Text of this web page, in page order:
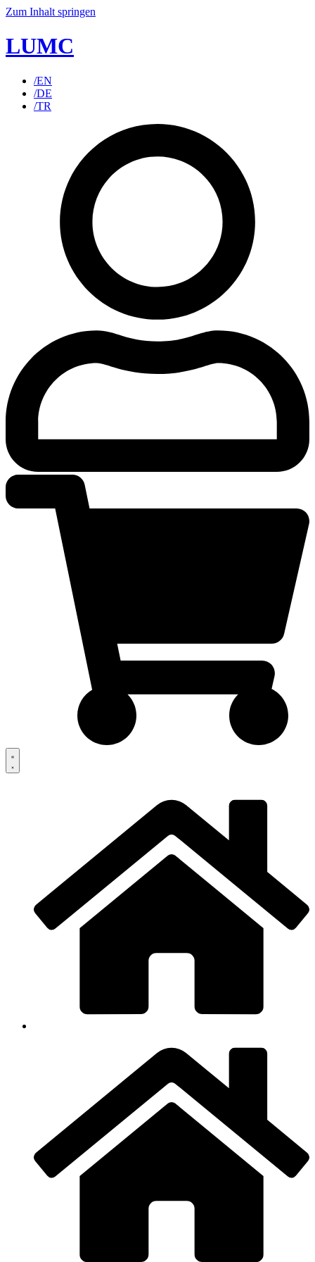
Zum Inhalt springen
LUMC
/EN
/DE
/TR